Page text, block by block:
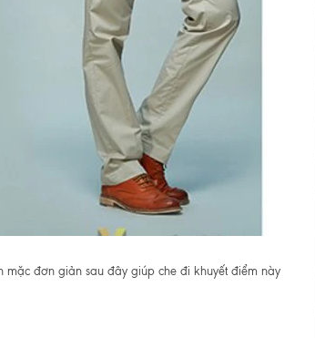
đơn giản sau đây giúp che đi khuyết điểm này